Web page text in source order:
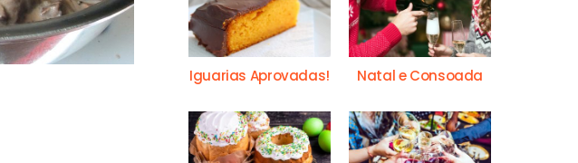
Iguarias Aprovadas! Natal e Consoada